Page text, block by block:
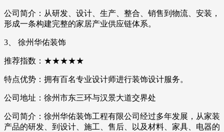
公司简介：从研发、设计、生产、整合、销售到物流、安装，
形成一条构建完整的家居产业供应链体系。
3、 徐州华佑装饰
推荐指数：★★★★★
特点优势：拥有百名专业设计师进行装饰设计服务。
公司地址：徐州市东三环与汉景大道交界处
公司简介：徐州华佑装饰工程有限公司经过多年发展，从家装
产品的研发、到设计、施工、售后、以及材料、家具、电器的